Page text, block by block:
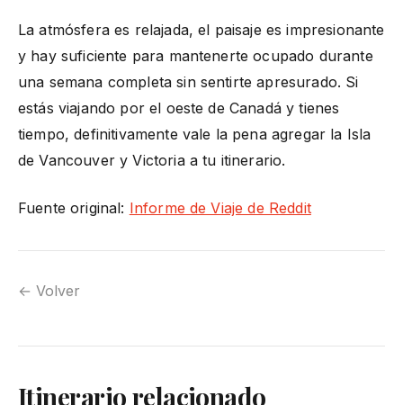
La atmósfera es relajada, el paisaje es impresionante
y hay suficiente para mantenerte ocupado durante
una semana completa sin sentirte apresurado. Si
estás viajando por el oeste de Canadá y tienes
tiempo, definitivamente vale la pena agregar la Isla
de Vancouver y Victoria a tu itinerario.
Fuente original: Informe de Viaje de Reddit
← Volver
Itinerario relacionado